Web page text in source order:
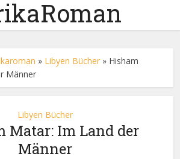
» Libyen Bücher » Hisham
Männer
Libyen Bücher
Matar: Im Land der
Männer